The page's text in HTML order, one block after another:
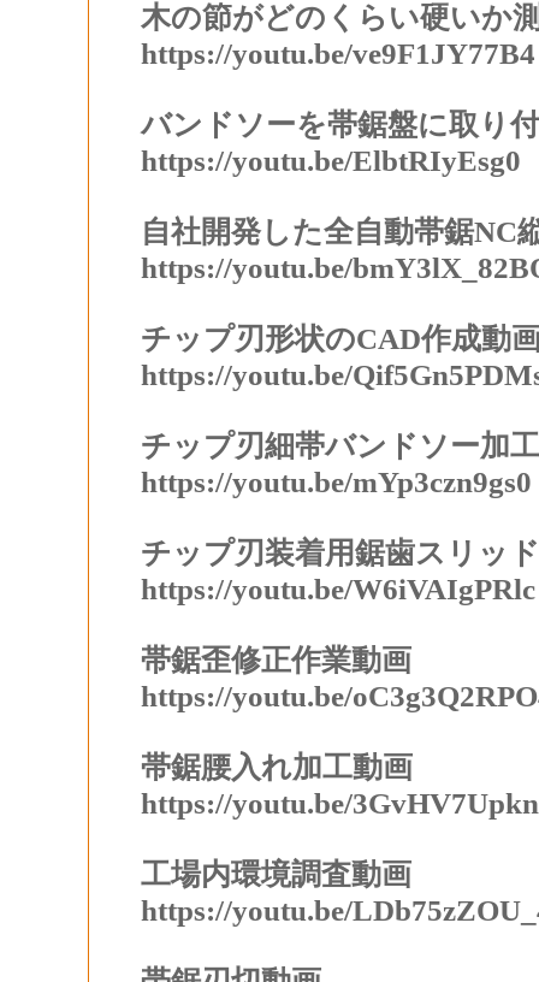
木の節がどのくらい硬いか
https://youtu.be/ve9F1JY77B4
バンドソーを帯鋸盤に取り
https://youtu.be/ElbtRIyEsg0
自社開発した全自動帯鋸NC
https://youtu.be/
チップ刃形状のCAD作成動
https://youtu.be/
チップ刃細帯バンドソー加
https://youtu.be/mYp3czn9gs0
チップ刃装着用鋸歯スリッ
https://youtu.be/W6iVAIgPRlc
帯鋸歪修正作業動画
https://youtu.be/
帯鋸腰入れ加工動画
https://youtu.be/
工場内環境調査動画
https://youtu.be/